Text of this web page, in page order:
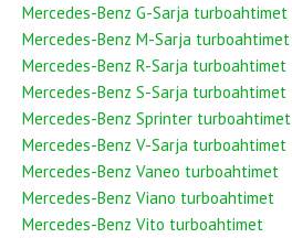
Mercedes-Benz G-Sarja turboahtimet
Mercedes-Benz M-Sarja turboahtimet
Mercedes-Benz R-Sarja turboahtimet
Mercedes-Benz S-Sarja turboahtimet
Mercedes-Benz Sprinter turboahtimet
Mercedes-Benz V-Sarja turboahtimet
Mercedes-Benz Vaneo turboahtimet
Mercedes-Benz Viano turboahtimet
Mercedes-Benz Vito turboahtimet